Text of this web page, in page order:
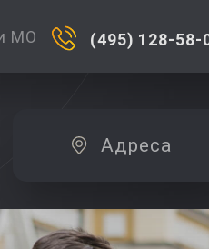
МО (495) 128-58-
Адреса